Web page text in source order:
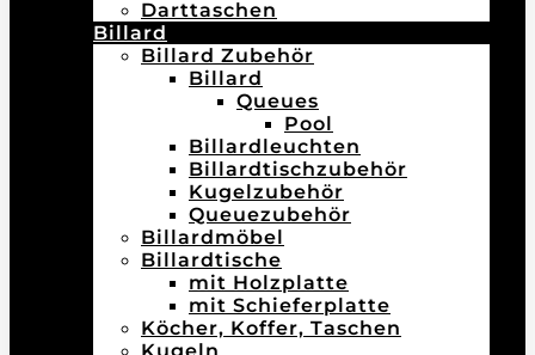
Darttaschen
Billard
Billard Zubehör
Billard
Queues
Pool
Billardleuchten
Billardtischzubehör
Kugelzubehör
Queuezubehör
Billardmöbel
Billardtische
mit Holzplatte
mit Schieferplatte
Köcher, Koffer, Taschen